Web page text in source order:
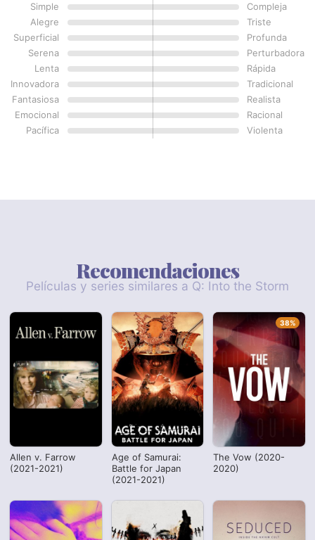
Simple
Compleja
Alegre
Triste
Superficial
Profunda
Serena
Perturbadora
Lenta
Rápida
Innovadora
Tradicional
Fantasiosa
Realista
Emocional
Racional
Pacífica
Violenta
Recomendaciones
Películas y series similares a Q: Into the Storm
Allen v. Farrow
(2021-2021)
Age of Samurai:
Battle for Japan
(2021-2021)
The Vow (2020-
2020)
38%